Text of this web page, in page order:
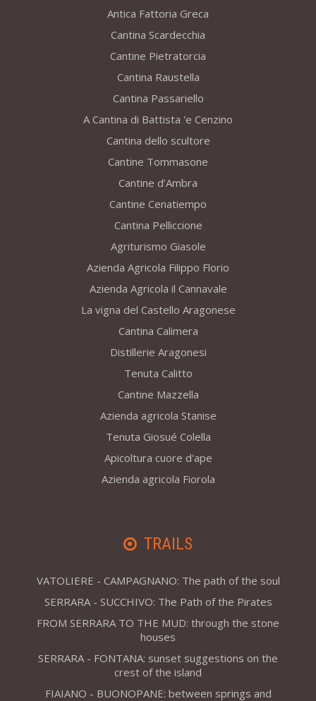
Antica Fattoria Greca
Cantina Scardecchia
Cantine Pietratorcia
Cantina Raustella
Cantina Passariello
A Cantina di Battista 'e Cenzino
Cantina dello scultore
Cantine Tommasone
Cantine d’Ambra
Cantine Cenatiempo
Cantina Pelliccione
Agriturismo Giasole
Azienda Agricola Filippo Florio
Azienda Agricola il Cannavale
La vigna del Castello Aragonese
Cantina Calimera
Distillerie Aragonesi
Tenuta Calitto
Cantine Mazzella
Azienda agricola Stanise
Tenuta Giosué Colella
Apicoltura cuore d'ape
Azienda agricola Fiorola
TRAILS
VATOLIERE - CAMPAGNANO: The path of the soul
SERRARA - SUCCHIVO: The Path of the Pirates
FROM SERRARA TO THE MUD: through the stone
houses
SERRARA - FONTANA: sunset suggestions on the
crest of the island
FIAIANO - BUONOPANE: between springs and